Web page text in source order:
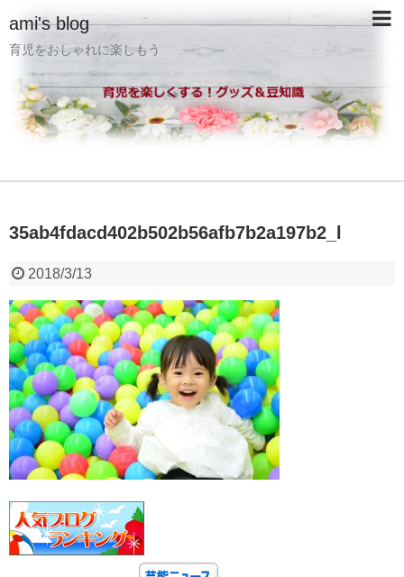
ami's blog
育児をおしゃれに楽しもう
35ab4fdacd402b502b56afb7b2a197b2_l
2018/3/13